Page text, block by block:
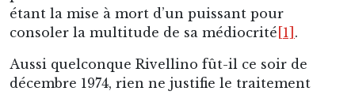
toujours ?